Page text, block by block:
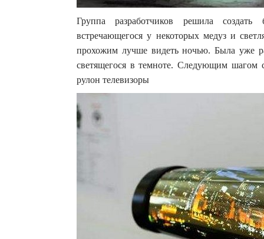
Группа разработчиков решила
встречающегося у некоторых медуз и
прохожим лучше видеть ночью. Была уже
светящегося в темноте. Следующим шагом
рулон телевизоры